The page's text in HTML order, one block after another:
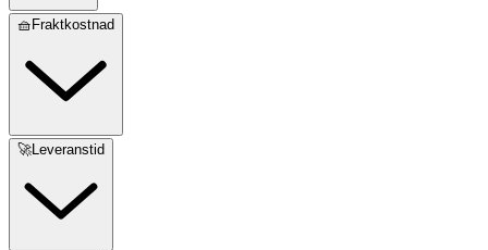
🧺Fraktkostnad
🚀Leveranstid